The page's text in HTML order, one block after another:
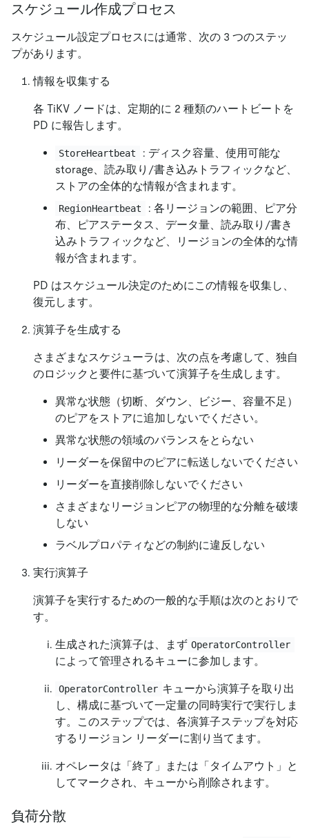
スケジュール作成プロセス
スケジュール設定プロセスには通常、次の 3 つのステッ
プがあります。
情報を収集する
各 TiKV ノードは、定期的に 2 種類のハートビートを
PD に報告します。
StoreHeartbeat
: ディスク容量、使用可能な
storage、読み取り/書き込みトラフィックなど、
ストアの全体的な情報が含まれます。
RegionHeartbeat
: 各リージョンの範囲、ピア分
布、ピアステータス、データ量、読み取り/書き
込みトラフィックなど、リージョンの全体的な情
報が含まれます。
PD はスケジュール決定のためにこの情報を収集し、
復元します。
演算子を生成する
さまざまなスケジューラは、次の点を考慮して、独自
のロジックと要件に基づいて演算子を生成します。
異常な状態（切断、ダウン、ビジー、容量不足）
のピアをストアに追加しないでください。
異常な状態の領域のバランスをとらない
リーダーを保留中のピアに転送しないでください
リーダーを直接削除しないでください
さまざまなリージョンピアの物理的な分離を破壊
しない
ラベルプロパティなどの制約に違反しない
実行演算子
演算子を実行するための一般的な手順は次のとおりで
す。
生成された演算子は、まず OperatorController
によって管理されるキューに参加します。
OperatorController キューから演算子を取り出
し、構成に基づいて一定量の同時実行で実行しま
す。このステップでは、各演算子ステップを対応
するリージョン リーダーに割り当てます。
オペレータは「終了」または「タイムアウト」と
してマークされ、キューから削除されます。
負荷分散